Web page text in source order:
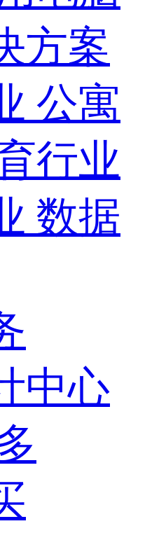
方案
公寓
行业
数据
中心